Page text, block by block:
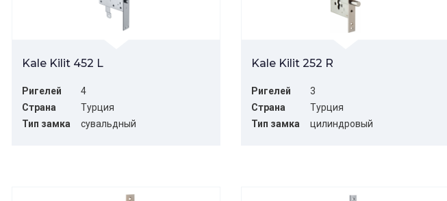
Kale Kilit 452 L
Ригелей
4
Страна
Турция
Тип замка
сувальдный
Kale Kilit 252 R
Ригелей
3
Страна
Турция
Тип замка
цилиндровый